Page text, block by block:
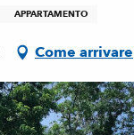
APPARTAMENTO
Come arrivare